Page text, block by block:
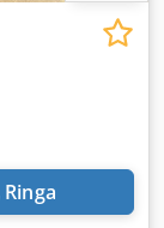
Ringa